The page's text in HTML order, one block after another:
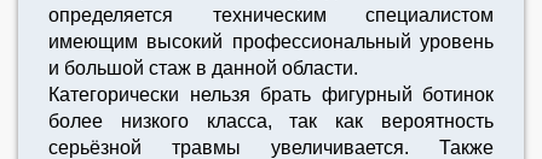
определяется техническим специалистом
имеющим высокий профессиональный уровень
и большой стаж в данной области.
Категорически нельзя брать фигурный ботинок
более низкого класса, так как вероятность
серьёзной травмы увеличивается. Также